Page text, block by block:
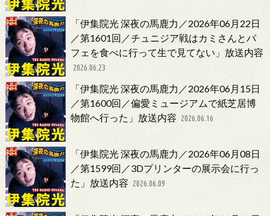
「伊集院光 深夜の馬鹿力／2026年06月22日
／第1601回／チュニジア戦はカミさんとパ
フェを食べに行って生で見てない」放送内容
2026.06.23
「伊集院光 深夜の馬鹿力／2026年06月15日
／第1600回／偏愛ミュージアムで紙芝居博
物館へ行った」放送内容 2026.06.16
「伊集院光 深夜の馬鹿力／2026年06月08日
／第1599回／3Dプリンターの展示会に行っ
た」放送内容 2026.06.09